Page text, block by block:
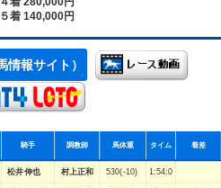
５着 140,000円
情報サイト）
騎手 調教師 馬体重 タイム 着差
松井伸也 村上正和 530(-10) 1:54:0